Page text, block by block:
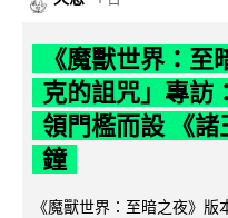
《魔獸世界：至
克的詛咒」專訪
領門檻而設 《
鐘
《魔獸世界：至暗之夜》